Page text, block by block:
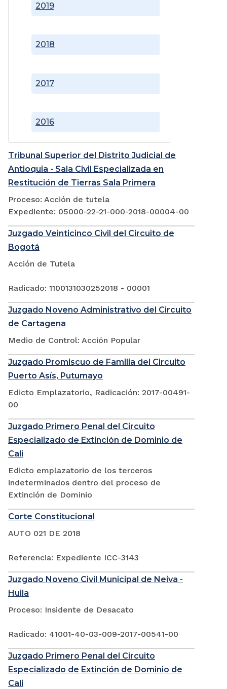
2016
2017
2018
2019
Tribunal Superior del Distrito Judicial de
Antioquia - Sala Civil Especializada en
Restitución de Tierras Sala Primera
Proceso: Acción de tutela
Expediente: 05000-22-21-000-2018-00004-00
Juzgado Veinticinco Civil del Circuito de
Bogotá
Acción de Tutela
Radicado: 1100131030252018 - 00001
Juzgado Noveno Administrativo del Circuito
de Cartagena
Medio de Control: Acción Popular
Juzgado Promiscuo de Familia del Circuito
Puerto Asís, Putumayo
Edicto Emplazatorio, Radicación: 2017-00491-
00
Juzgado Primero Penal del Circuito
Especializado de Extinción de Dominio de
Cali
Edicto emplazatorio de los terceros
indeterminados dentro del proceso de
Extinción de Dominio
Corte Constitucional
AUTO 021 DE 2018
Referencia: Expediente ICC-3143
Juzgado Noveno Civil Municipal de Neiva -
Huila
Proceso: Insidente de Desacato
Radicado: 41001-40-03-009-2017-00541-00
Juzgado Primero Penal del Circuito
Especializado de Extinción de Dominio de
Cali